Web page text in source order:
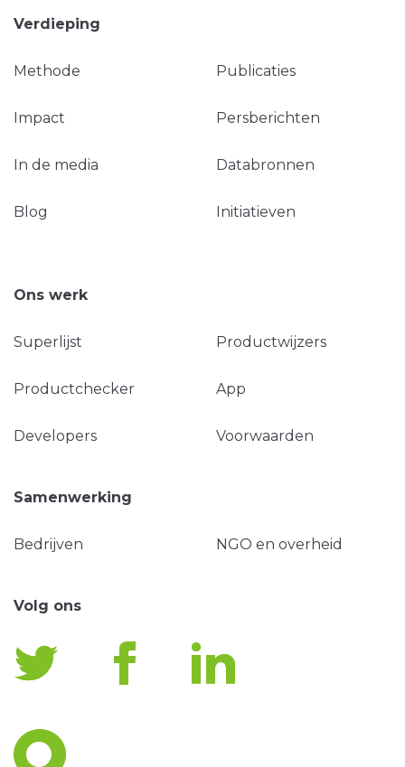
Verdieping
Methode Publicaties
Impact Persberichten
In de media Databronnen
Blog Initiatieven
Ons werk
Superlijst Productwijzers
Productchecker App
Developers Voorwaarden
Samenwerking
Bedrijven NGO en overheid
Volg ons